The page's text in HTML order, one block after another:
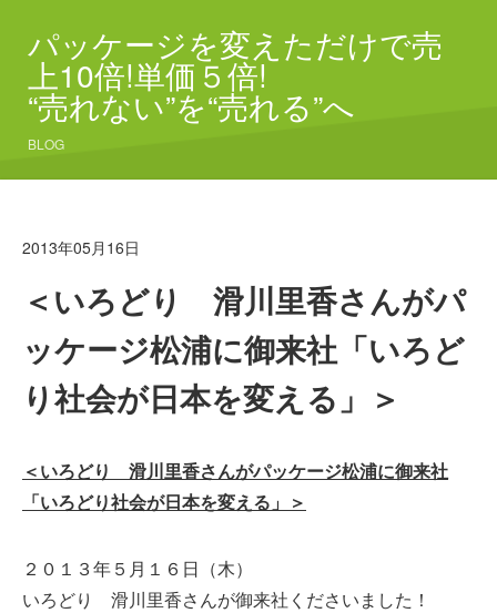
パッケージを変えただけで売
上10倍!単価５倍!
“売れない”を“売れる”へ
BLOG
2013年05月16日
＜いろどり 滑川里香さんがパ
ッケージ松浦に御来社「いろど
り社会が日本を変える」＞
＜いろどり 滑川里香さんがパッケージ松浦に御来社
「いろどり社会が日本を変える」＞
２０１３年５月１６日（木）
いろどり 滑川里香さんが御来社くださいました！